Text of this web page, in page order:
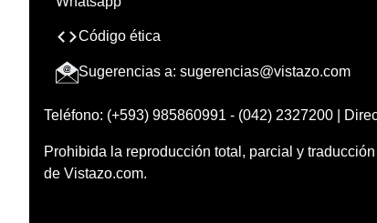
Código ética
Sugerencias a: sugerencias@vistazo.com
Teléfono: (+593) 985860991 - (042) 2327200 |
Prohibida la reproducción total, parcial y
de Vistazo.com.